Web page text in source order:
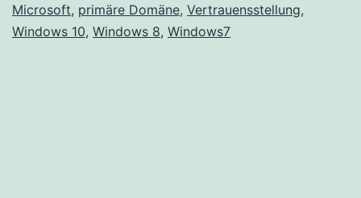
und
der
Microsoft, primäre Domäne, Vertrauensstellung,
Windows 10, Windows 8, Windows7